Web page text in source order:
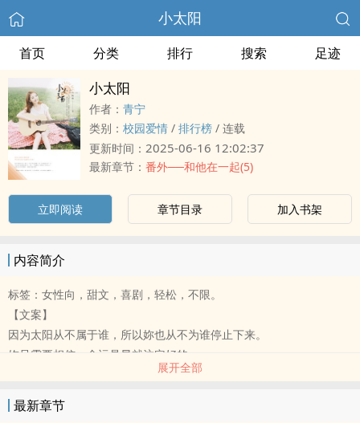
小太阳
首页 分类 排行 搜索 足迹
小太阳
作者： 青宁
类别： 校园爱情 / 排行榜 / 连载
更新时间： 2025-06-16 12:02:37
最新章节： 番外──和他在一起(5)
立即阅读 章节目录 加入书架
内容简介
标签：女性向，甜文，喜剧，轻松，不限。
【文案】
因为太阳从不属于谁，所以妳也从不为谁停止下来。
妳只需要相信，命运是早就注定好的，
我们如果是注定，就不会分开。
带班。
展开全部
最新章节